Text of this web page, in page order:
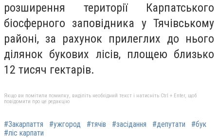
розширення території Карпатського
біосферного заповідника у Тячівському
районі, за рахунок прилеглих до нього
ділянок букових лісів, площею близько
12 тисяч гектарів.
Якщо ви помітили помилку, виділіть необхідний текст і натисніть Ctrl + Enter, щоб
повідомити про це редакцію
#Закарпаття #ужгород #тячів #засідання #депутати
#бук
#ліс карпати